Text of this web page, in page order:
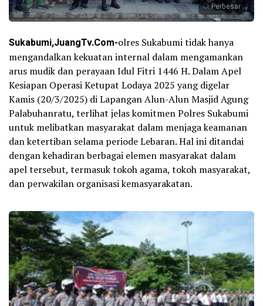
Perbesar
Sukabumi,JuangTv.Com-olres Sukabumi tidak hanya
mengandalkan kekuatan internal dalam mengamankan
arus mudik dan perayaan Idul Fitri 1446 H. Dalam Apel
Kesiapan Operasi Ketupat Lodaya 2025 yang digelar
Kamis (20/3/2025) di Lapangan Alun-Alun Masjid Agung
Palabuhanratu, terlihat jelas komitmen Polres Sukabumi
untuk melibatkan masyarakat dalam menjaga keamanan
dan ketertiban selama periode Lebaran. Hal ini ditandai
dengan kehadiran berbagai elemen masyarakat dalam
apel tersebut, termasuk tokoh agama, tokoh masyarakat,
dan perwakilan organisasi kemasyarakatan.